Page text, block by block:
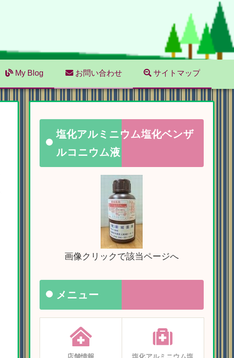
My Blog お問い合わせ サイトマップ
塩化アルミニウム塩化ベンザ
ルコニウム液
画像クリックで該当ページへ
メニュー